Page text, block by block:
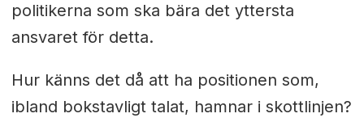
politikerna som ska bära det yttersta
ansvaret för detta.
Hur känns det då att ha positionen som,
ibland bokstavligt talat, hamnar i skottlinjen?